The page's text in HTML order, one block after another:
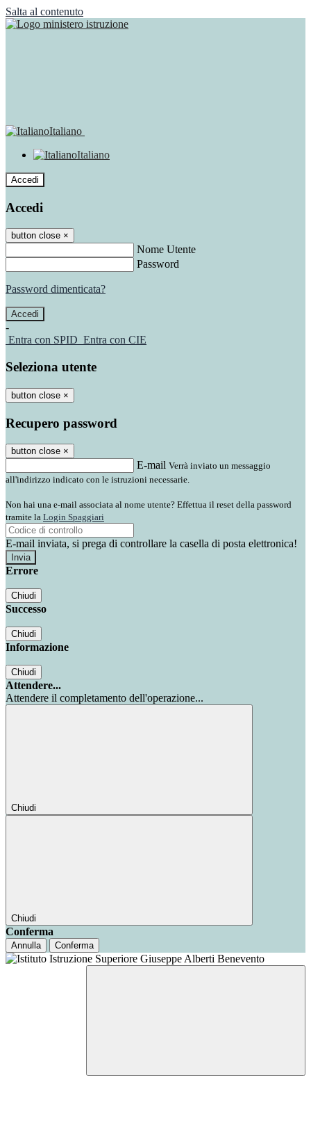
Salta al contenuto
Italiano
Italiano
Accedi
Accedi
button close ×
Nome Utente
Password
Password dimenticata?
-
Entra con SPID Entra con CIE
Seleziona utente
button close ×
Recupero password
button close ×
E-mail Verrà inviato un messaggio
all'indirizzo indicato con le istruzioni necessarie.
Non hai una e-mail associata al nome utente? Effettua il reset della password
tramite la Login Spaggiari
E-mail inviata, si prega di controllare la casella di posta elettronica!
Errore
Chiudi
Successo
Chiudi
Informazione
Chiudi
Attendere...
Attendere il completamento dell'operazione...
Chiudi
Chiudi
Conferma
Annulla Conferma